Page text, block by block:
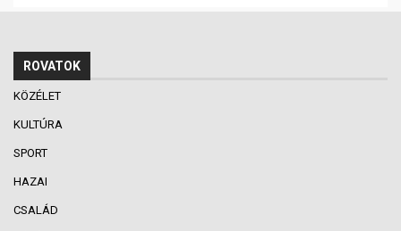
ROVATOK
KÖZÉLET
KULTÚRA
SPORT
HAZAI
CSALÁD